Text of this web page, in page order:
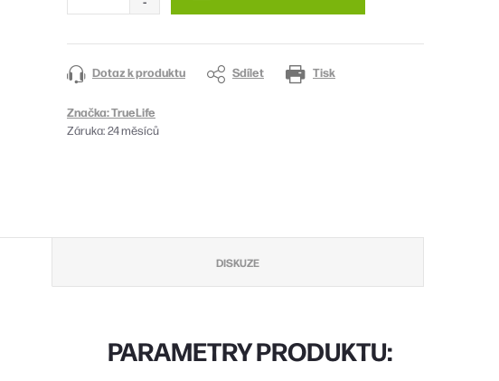
Tisk
Dotaz k produktu Sdílet
Značka:TrueLife
Záruka:24 měsíců
DISKUZE
PARAMETRY PRODUKTU: